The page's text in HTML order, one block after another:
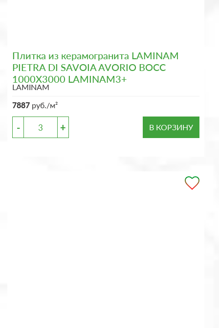
Плитка из керамогранита LAMINAM
PIETRA DI SAVOIA AVORIO BOCC
1000X3000 LAMINAM3+
LAMINAM
7887 руб./м²
- + В КОРЗИНУ